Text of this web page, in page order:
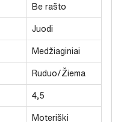
Be rašto
Juodi
Medžiaginiai
Ruduo/Žiema
4,5
Moteriški